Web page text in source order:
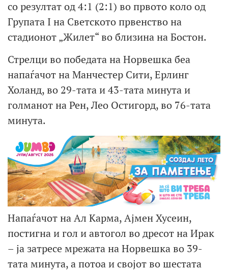
со резултат од 4:1 (2:1) во првото коло од
Групата I на Светското првенство на
стадионот „Жилет“ во близина на Бостон.
Стрелци во победата на Норвешка беа
напаѓачот на Манчестер Сити, Ерлинг
Холанд, во 29-тата и 43-тата минута и
голманот на Рен, Лео Остигорд, во 76-тата
минута.
Напаѓачот на Ал Карма, Ајмен Хусеин,
постигна и гол и автогол во дресот на Ирак
– ја затресе мрежата на Норвешка во 39-
тата минута, а потоа и својот во шестата